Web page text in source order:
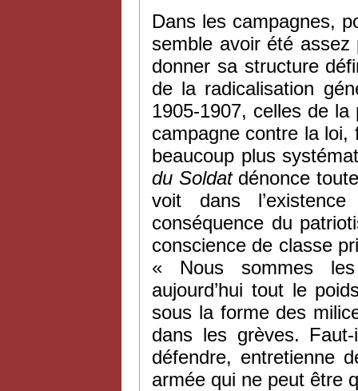
Dans les campagnes,
semble avoir été
donner sa structure
de la radicalisation
1905-1907, celles de
campagne contre la loi,
beaucoup plus
du Soldatdénonce
voit dans
conséquence du
conscience de classe
« Nous sommes les
aujourd’hui tout le
sous la forme des
dans les grèves.
défendre, entretienne
armée qui ne peut être